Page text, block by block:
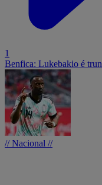
1
Benfica: Lukebakio é
// Nacional //